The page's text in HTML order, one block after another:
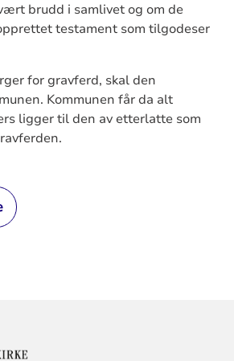
brudd i samlivet og om de
testament som tilgodeser
for gravferd, skal den
Kommunen får da alt
ligger til den av etterlatte som